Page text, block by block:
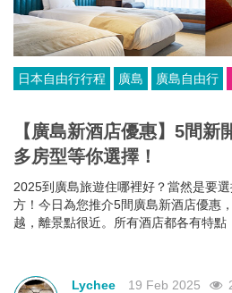
日本自由行行程 廣島 廣島自由行
【廣島新酒店優惠】5間新
多房型等你選擇！
2025到廣島旅遊住哪裡好？當然是要
方！今日為您推介5間廣島新酒店優惠
越，離景點很近。所有酒店都各有特點
Lychee
19 Feb 2025